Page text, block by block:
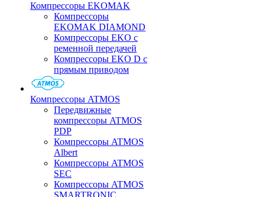
Компрессоры EKOMAK
Компрессоры
EKOMAK DIAMOND
Компрессоры EKO c
ременной передачей
Компрессоры EKO D с
прямым приводом
Компрессоры ATMOS
Передвижные
компрессоры ATMOS
PDP
Компрессоры ATMOS
Albert
Компрессоры ATMOS
SEC
Компрессоры ATMOS
SMARTRONIC